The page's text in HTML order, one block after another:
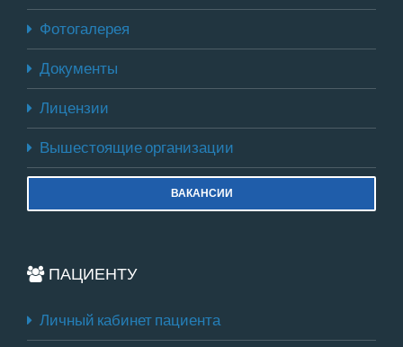
Фотогалерея
Документы
Лицензии
Вышестоящие организации
ВАКАНСИИ
ПАЦИЕНТУ
Личный кабинет пациента